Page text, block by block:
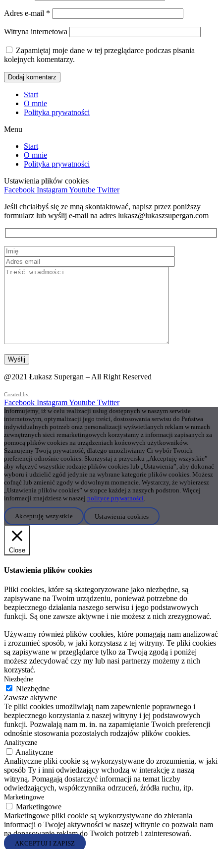
Adres e-mail *
Witryna internetowa
Zapamiętaj moje dane w tej przeglądarce podczas pisania
kolejnych komentarzy.
Start
O mnie
Polityka prywatności
Menu
Start
O mnie
Polityka prywatności
Ustawienia plików cookies
Facebook InstagramYoutube Twitter
Jeśli chciałbyś się ze mną skontaktować, napisz przez poniższy
formularz lub wyślij e-mail na adres lukasz@lukaszsupergan.com
@2021 Łukasz Supergan – All Right Reserved
Created by
Facebook InstagramYoutube Twitter
Informujemy, iż w celu realizacji usług dostępnych w naszym serwisie
internetowym, optymalizacji jego treści, dostosowania serwisu do Państwa
indywidualnych potrzeb oraz personalizacji wyświetlanych reklam w ramach
zewnętrznych sieci remarketingowych korzystamy z informacji zapisanych za
pomocą plików cookies na urządzeniach końcowych użytkowników.
Szanujemy Twoją prywatność, dlatego umożliwiamy Ci wybór Twoich
preferencji odnośnie cookies. Skorzystaj z przycisku „Akceptuję wszystkie”
aby włączyć wszystkie rodzaje plików cookies lub „Ustawienia”, aby dokonać
wyboru i udzielić zgód jedynie na wybrane kategorie plików cookies. Możesz
cofnąć lub zmienić zgody w dowolnym momencie. Wystarczy, że wybierzesz
„Ustawienia plików cookies” w stopce każdej z naszych podstron. Więcej
informacji znajdziesz w naszej polityce prywatności
Akceptuję wszystkie Ustawienia cookies
Close
Ustawienia plików cookies
Pliki cookies, które są skategoryzowane jako niezbędne, są
zapisywane na Twoim urządzeniu, ponieważ potrzebne do
bezpiecznego działania naszego serwisu i jego podstawowych
funkcji. Są one zawsze aktywne i nie możesz z nich zrezygnować.
Używamy również plików cookies, które pomagają nam analizować
i zrozumieć sposób, w jaki korzystasz z tej witryny. Te pliki cookies
są zapisywane w przeglądarce tylko za Twoją zgodą i poniżej
możesz zdecydować czy my lub nasi partnerzy możemy z nich
korzystać.
Niezbędne
Niezbędne
Zawsze aktywne
Te pliki cookies umożliwiają nam zapewnienie poprawnego i
bezpiecznego korzystania z naszej witryny i jej podstawowych
funkcji. Pozwalają nam m. in. na zapamiętanie Twoich preferencji
odnośnie stosowania pozostałych rodzajów plików cookies.
Analityczne
Analityczne
Analityczne pliki cookie są wykorzystywane do zrozumienia, w jaki
sposób Ty i inni odwiedzający wchodzą w interakcję z naszą
witryną. Pomagają dostarczyć informacji na temat liczby
odwiedzających, współczynnika odrzuceń, źródła ruchu, itp.
Marketingowe
Marketingowe
Marketingowe pliki cookie są wykorzystywane do zbierania
informacji o Twojej aktywności w naszej witrynie co pozwala nam
na dopasowanie reklam do Twoich potrzeb i zainteresowań.
AKCEPTUJ I ZAPISZ